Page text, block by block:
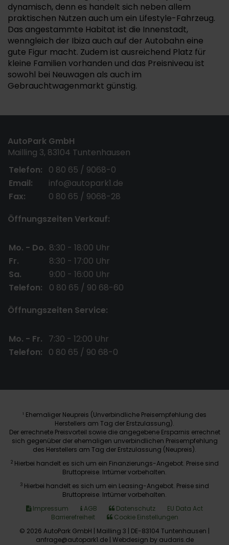
dynamisch, denn es handelt sich neben allem
praktischen Nutzen auch um ein Lifestyle-Fahrzeug.
Das angestammte Habitat ist die Innenstadt,
wenngleich der Ibiza auch auf der Autobahn eine
gute Figur macht. Zudem ist ausreichend Platz für
kleine Familien vorhanden und das Preisniveau ist
sowohl bei Neuwagen als auch im
Gebrauchtwagenmarkt günstig.
AutoPark GmbH
Mailling 3, 83104 Tuntenhausen
Telefon:
0 80 65 / 9068-0
Email:
info@autopark1.de
Fax:
0 80 65 / 9068-28
Öffnungszeiten Verkauf:
Mo. - Do. 8:30 - 18:00 Uhr
Fr.
8:30 - 17:00 Uhr
Sa.
9:00 - 16:00 Uhr
Telefon:
0 80 65 / 90 68-60
Öffnungszeiten Service:
Mo. - Fr.
7:30 - 12:00 Uhr
Telefon:
0 80 65 / 90 68-0
1 Ehemaliger Neupreis (Unverbindliche Preisempfehlung des
Herstellers am Tag der Erstzulassung).
Der errechnete Preisvorteil sowie die angegebene Ersparnis errechnet
sich gegenüber der ehemaligen unverbindlichen Preisempfehlung
des Herstellers am Tag der Erstzulassung (Neupreis).
2 Hierbei handelt es sich um ein Finanzierungs-Angebot. Preise sind
Bruttopreise. Irrtümer vorbehalten.
3 Hierbei handelt es sich um ein Leasing-Angebot. Preise sind
Bruttopreise. Irrtümer vorbehalten.
Impressum
AGB Datenschutz
EU Data Act
Barrierefreiheit
Cookie Einstellungen
© 2026 AutoPark GmbH | Mailling 3 | DE-83104 Tuntenhausen |
anfrage@autopark1.de | Webdesign by audaris.de